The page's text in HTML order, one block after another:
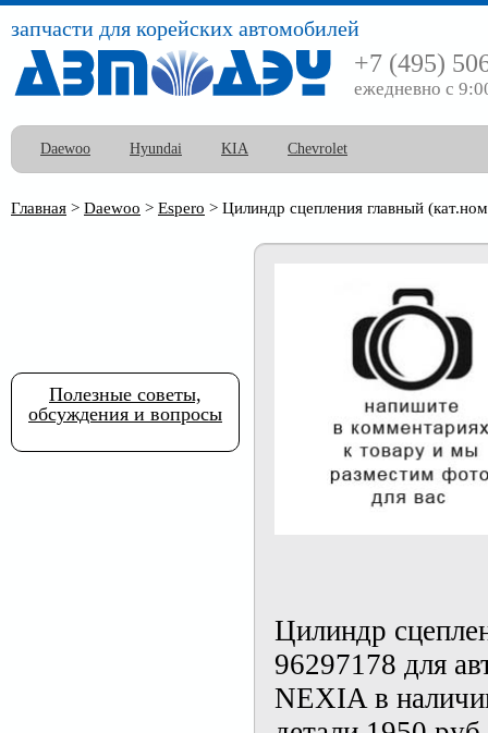
запчасти для корейских автомобилей
+7 (495)
ежедневно с
Daewoo Hyundai KIA Chevrolet
Главная > Daewoo > Espero > Цилиндр сцепления главный
Цилиндр
96297178 для
NEXIA в
Полезные советы,
обсуждения и вопросы